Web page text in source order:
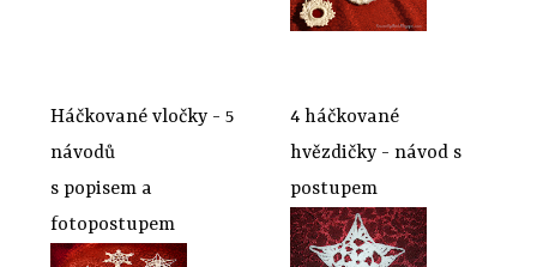
Háčkované vločky - 5
návodů
s popisem a
fotopostupem
4 háčkované
hvězdičky - návod s
postupem